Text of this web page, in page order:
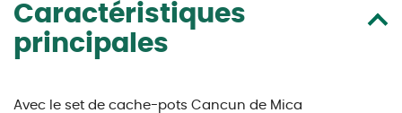
Caractéristiques
principales
Avec le set de cache-pots Cancun de Mica